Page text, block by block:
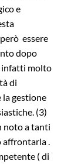
e
essere
dopo
infatti molto
di
la gestione
(3)
noto a tanti
.
( di